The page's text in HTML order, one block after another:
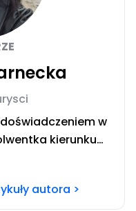
w
kierunku
Społeczna w
Uwielbiam
autora >